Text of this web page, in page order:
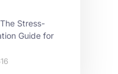
Stress-
Guide for